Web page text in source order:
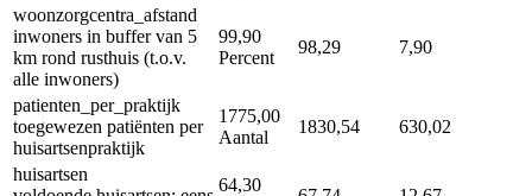
woonzorgcentra_afstand
inwoners in buffer van 5
km rond rusthuis (t.o.v.
alle inwoners)
99,90
Percent
98,29 7,90
patienten_per_praktijk
toegewezen patiënten per
huisartsenpraktijk
1775,00
Aantal
1830,54 630,02
huisartsen
64,30